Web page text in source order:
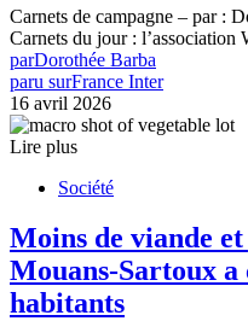
Carnets de campagne – par :
Carnets du jour :
parDorothée Barba
paru surFrance Inter
16 avril 2026
Lire plus
Société
Moins de viande
Mouans-Sartoux a
habitants